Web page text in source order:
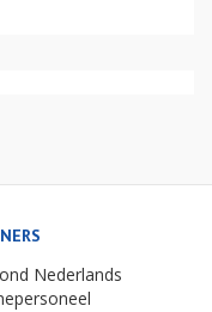
Nederlands